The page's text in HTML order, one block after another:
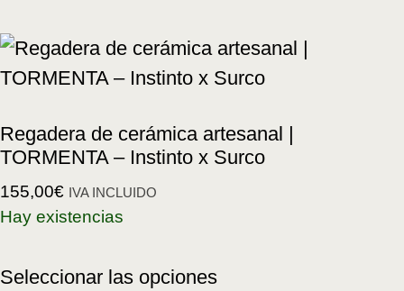
Regadera de cerámica artesanal |
TORMENTA – Instinto x Surco
155,00€ IVA INCLUIDO
Hay existencias
Seleccionar las opciones